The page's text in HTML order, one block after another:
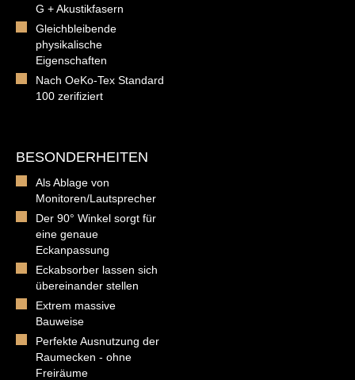
G + Akustikfasern
Gleichbleibende
physikalische
Eigenschaften
Nach OeKo-Tex Standard
100 zerifiziert
BESONDERHEITEN
Als Ablage von
Monitoren/Lautsprecher
Der 90° Winkel sorgt für
eine genaue
Eckanpassung
Eckabsorber lassen sich
übereinander stellen
Extrem massive
Bauweise
Perfekte Ausnutzung der
Raumecken - ohne
Freiräume